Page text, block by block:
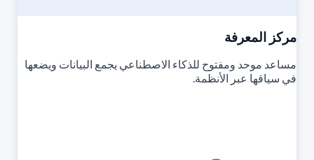
مركز المعرفة
مساعد موحد ومفتوح للذكاء الاصطناعي يجمع البيانات ويضعها
في سياقها عبر الأنظمة.